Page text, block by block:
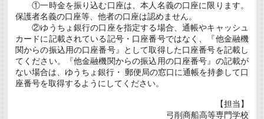
①一時金を振り込む口座は、本人名義の口座に限ります。
保護者名義の口座等、他者の口座は認めません。
②ゆうちょ銀行の口座を指定する場合、通帳やキャッシュ
カードに記載されている記号・口座番号ではなく、『他金融機
関からの振込用の口座番号』として取得した口座番号を記載し
てください。『他金融機関からの振込用の口座番号』の記載が
ない場合は、ゆうちょ銀行・ 郵便局の窓口に通帳を持参して口
座番号を取得するようにしてください。
【担当】
弓削商船高等専門学校